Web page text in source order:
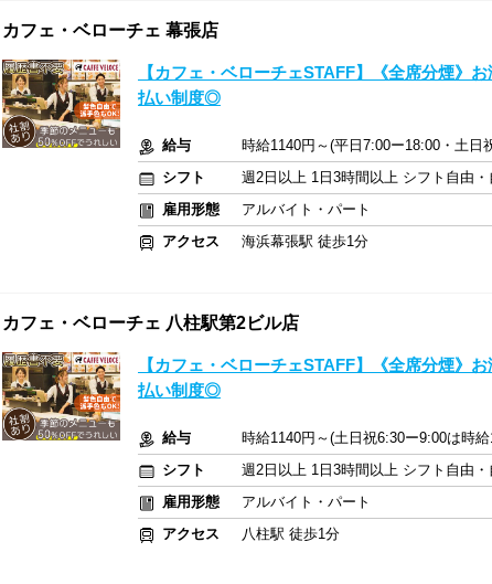
カフェ・ベローチェ 幕張店
【カフェ・ベローチェSTAFF】《全席分煙》
払い制度◎
給与
時給1140円～(平日7:00ー18:00・土日
シフト
週2日以上 1日3時間以上 シフト自由
雇用形態
アルバイト・パート
アクセス
海浜幕張駅 徒歩1分
カフェ・ベローチェ 八柱駅第2ビル店
【カフェ・ベローチェSTAFF】《全席分煙》
払い制度◎
給与
時給1140円～(土日祝6:30ー9:00は時
シフト
週2日以上 1日3時間以上 シフト自由
雇用形態
アルバイト・パート
アクセス
八柱駅 徒歩1分